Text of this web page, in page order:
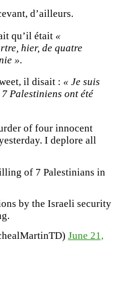
d’ailleurs.
qu’il était «
hier, de quatre
».
il disait : « Je suis
Palestiniens ont été
of four innocent
I deplore all
of 7 Palestinians in
by the Israeli security
June 21,